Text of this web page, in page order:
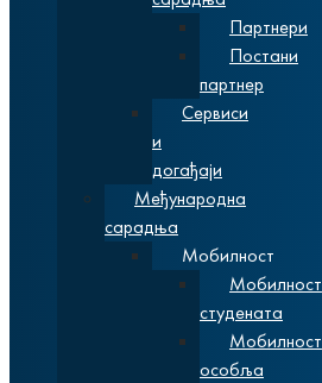
Партнери
Постани
партнер
Сервиси
и
догађаји
Међународна
сарадња
Мобилност
Мобилност
студената
Мобилност
особља